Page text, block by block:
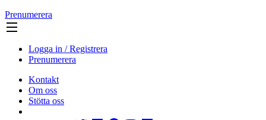
Prenumerera
Logga in / Registrera
Prenumerera
Kontakt
Om oss
Stötta oss